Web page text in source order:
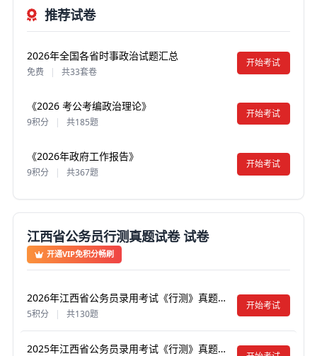
推荐试卷
2026年全国各省时事政治试题汇总
免费 | 共33套卷
开始考试
《2026 考公考编政治理论》
9积分 | 共185题
开始考试
《2026年政府工作报告》
9积分 共367题
开始考试
江西省公务员行测真题试卷 试卷
开通VIP免积分畅刷
2026年江西省公务员录用考试《行测》真题试卷及答案【含解析】
5积分 | 共130题
开始考试
2025年江西省公务员录用考试《行测》真题试卷及答案【含解析】